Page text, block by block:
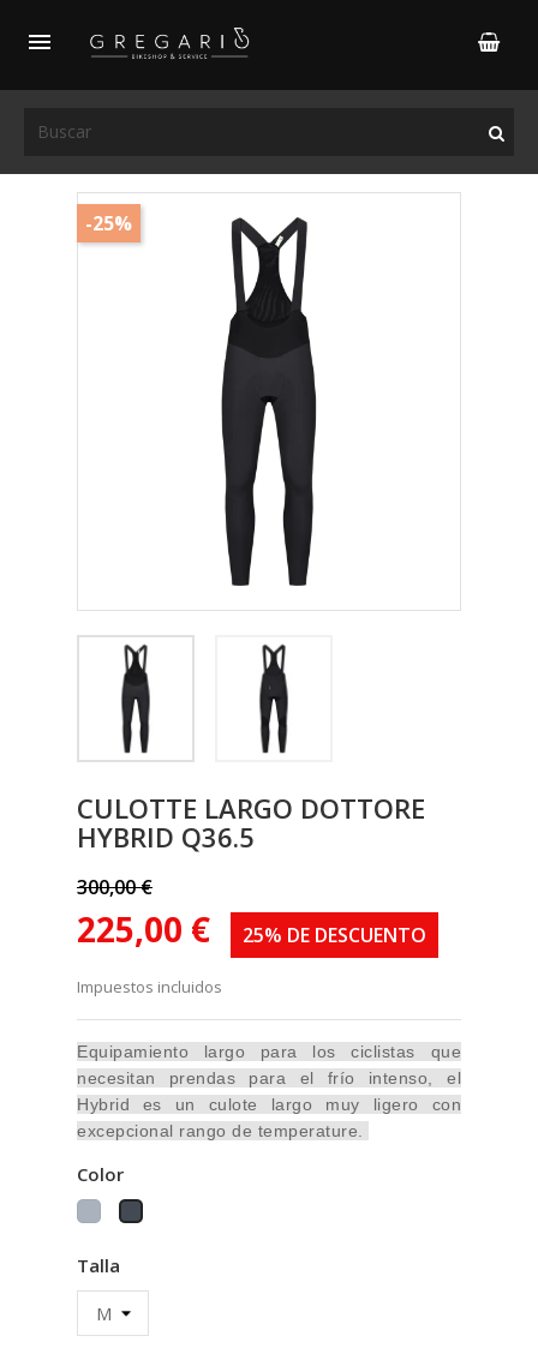

-25%
CULOTTE LARGO DOTTORE
HYBRID Q36.5
300,00 €
225,00 € 25% DE DESCUENTO
Impuestos incluidos
Equipamiento largo para los ciclistas que
necesitan prendas para el frío intenso, el
Hybrid es un culote largo muy ligero con
excepcional rango de temperature.
Color
Gris Negro
Talla